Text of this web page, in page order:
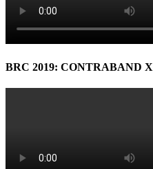
BRC 2019: CONTRABAND X